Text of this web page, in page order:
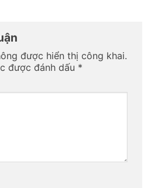
được hiển thị công khai.
được đánh dấu *